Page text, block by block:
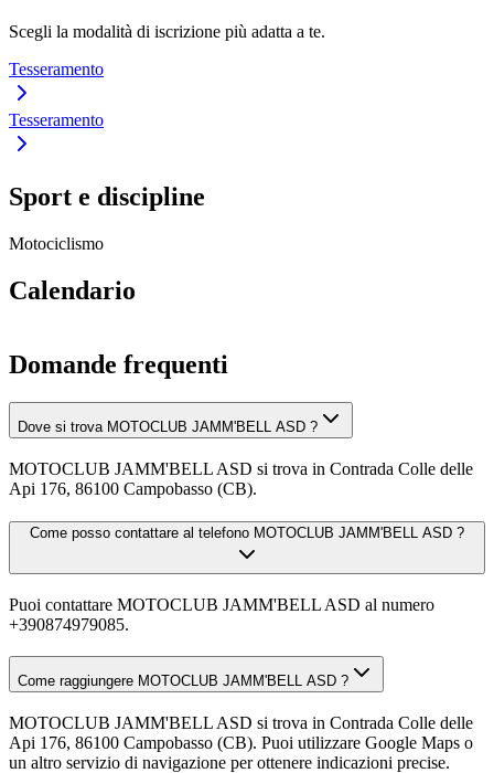
Scegli la modalità di iscrizione più adatta a te.
Tesseramento
Tesseramento
Sport e discipline
Motociclismo
Calendario
Domande frequenti
Dove si trova MOTOCLUB JAMM'BELL ASD ?
MOTOCLUB JAMM'BELL ASD si trova in Contrada Colle delle
Api 176, 86100 Campobasso (CB).
Come posso contattare al telefono MOTOCLUB JAMM'BELL ASD ?
Puoi contattare MOTOCLUB JAMM'BELL ASD al numero
+390874979085.
Come raggiungere MOTOCLUB JAMM'BELL ASD ?
MOTOCLUB JAMM'BELL ASD si trova in Contrada Colle delle
Api 176, 86100 Campobasso (CB). Puoi utilizzare Google Maps o
un altro servizio di navigazione per ottenere indicazioni precise.